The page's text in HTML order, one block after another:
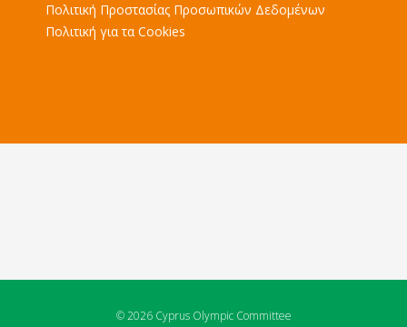
Πολιτική Προστασίας Προσωπικών Δεδομένων
Πολιτική για τα Cookies
© 2026 Cyprus Olympic Committee